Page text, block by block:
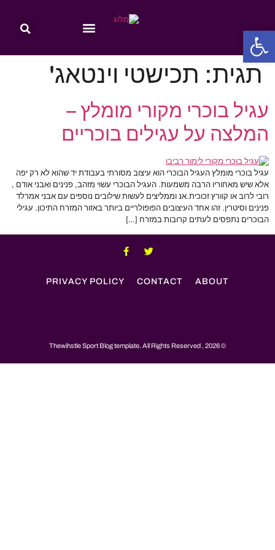
פתח סרגל נגישות
תגית: תכישטי וינטאג'
עגיל בוכרי מקורי מומלץ –
המלצה על עגילים בוכריים
עגיל בוכרי מומלץ העגיל הבוכרי הוא עיצוב מסורתי בעבודת יד שהוא לא רק יפה
אלא שיש מאחוריו הרבה משמעות. העגיל הבוכרי עשוי מזהב, פנינים ואבני אודם ,
רובי לרוב או קוורץ זכוכית.אנ וממליצים לעשות שילובים נוספים עם אבני אמרלד
פנינים וסיטרין. זהו אחד העיצובים הפופולריים ביותר באזור המזרח התיכון. עגילי
הבוכרים נתפסים לעתים קרובות במזרח […]
ABOUT
CONTACT
PRIVACY POLICY
© 2026 , Thewihstle Sport Blog template. All Rights Reserved